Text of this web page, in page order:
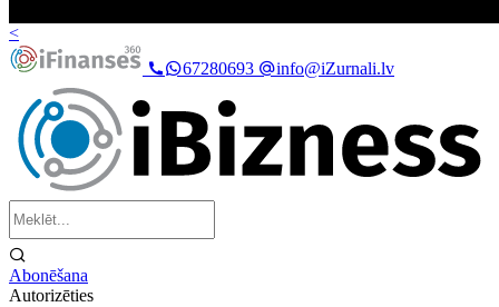
<
67280693
info@iZurnali.lv
Abonēšana
Autorizēties